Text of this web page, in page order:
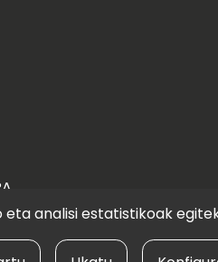
analisi estatistikoak